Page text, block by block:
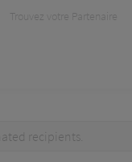
Trouvez votre Partenaire
recipients